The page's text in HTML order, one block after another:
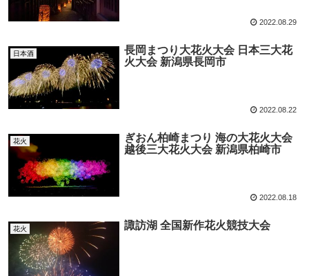
2022.08.29
日本酒
長岡まつり大花火大会 日本三大花
火大会 新潟県長岡市
2022.08.22
花火
ぎおん柏崎まつり 海の大花火大会
越後三大花火大会 新潟県柏崎市
2022.08.18
花火 諏訪湖 全国新作花火競技大会